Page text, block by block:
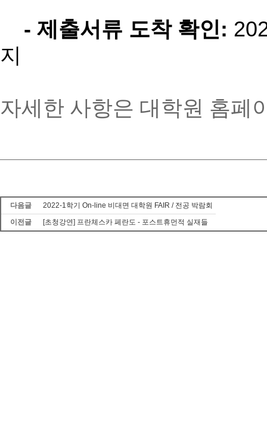
- 제출서류 도착 확인:
지
자세한 사항은 대학원 홈페
다음글
2022-1학기 On-line 비대면 대학원 FAIR / 전공 박람회
이전글
[초청강연] 프란체스카 페란도 - 포스트휴먼적 실재들